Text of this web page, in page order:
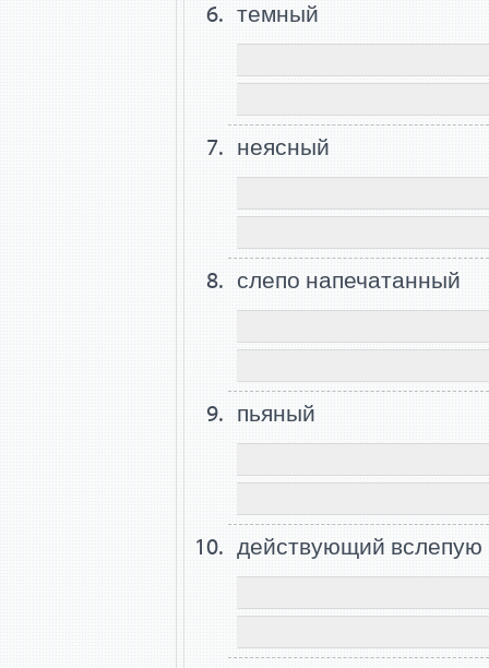
темный
неясный
слепо напечатанный
пьяный
действующий вслепую